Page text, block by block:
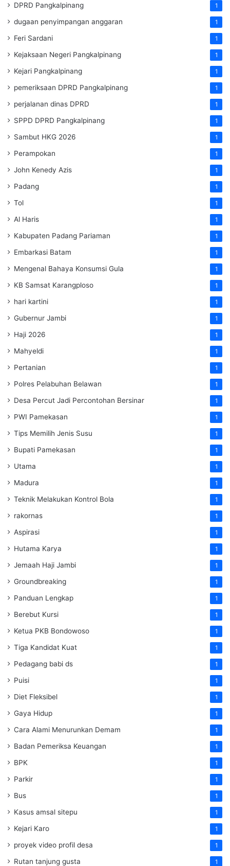
DPRD Pangkalpinang 1
dugaan penyimpangan anggaran 1
Feri Sardani 1
Kejaksaan Negeri Pangkalpinang 1
Kejari Pangkalpinang 1
pemeriksaan DPRD Pangkalpinang 1
perjalanan dinas DPRD 1
SPPD DPRD Pangkalpinang 1
Sambut HKG 2026 1
Perampokan 1
John Kenedy Azis 1
Padang 1
Tol 1
Al Haris 1
Kabupaten Padang Pariaman 1
Embarkasi Batam 1
Mengenal Bahaya Konsumsi Gula 1
KB Samsat Karangploso 1
hari kartini 1
Gubernur Jambi 1
Haji 2026 1
Mahyeldi 1
Pertanian 1
Polres Pelabuhan Belawan 1
Desa Percut Jadi Percontohan Bersinar 1
PWI Pamekasan 1
Tips Memilih Jenis Susu 1
Bupati Pamekasan 1
Utama 1
Madura 1
Teknik Melakukan Kontrol Bola 1
rakornas 1
Aspirasi 1
Hutama Karya 1
Jemaah Haji Jambi 1
Groundbreaking 1
Panduan Lengkap 1
Berebut Kursi 1
Ketua PKB Bondowoso 1
Tiga Kandidat Kuat 1
Pedagang babi ds 1
Puisi 1
Diet Fleksibel 1
Gaya Hidup 1
Cara Alami Menurunkan Demam 1
Badan Pemeriksa Keuangan 1
BPK 1
Parkir 1
Bus 1
Kasus amsal sitepu 1
Kejari Karo 1
proyek video profil desa 1
Rutan tanjung gusta 1